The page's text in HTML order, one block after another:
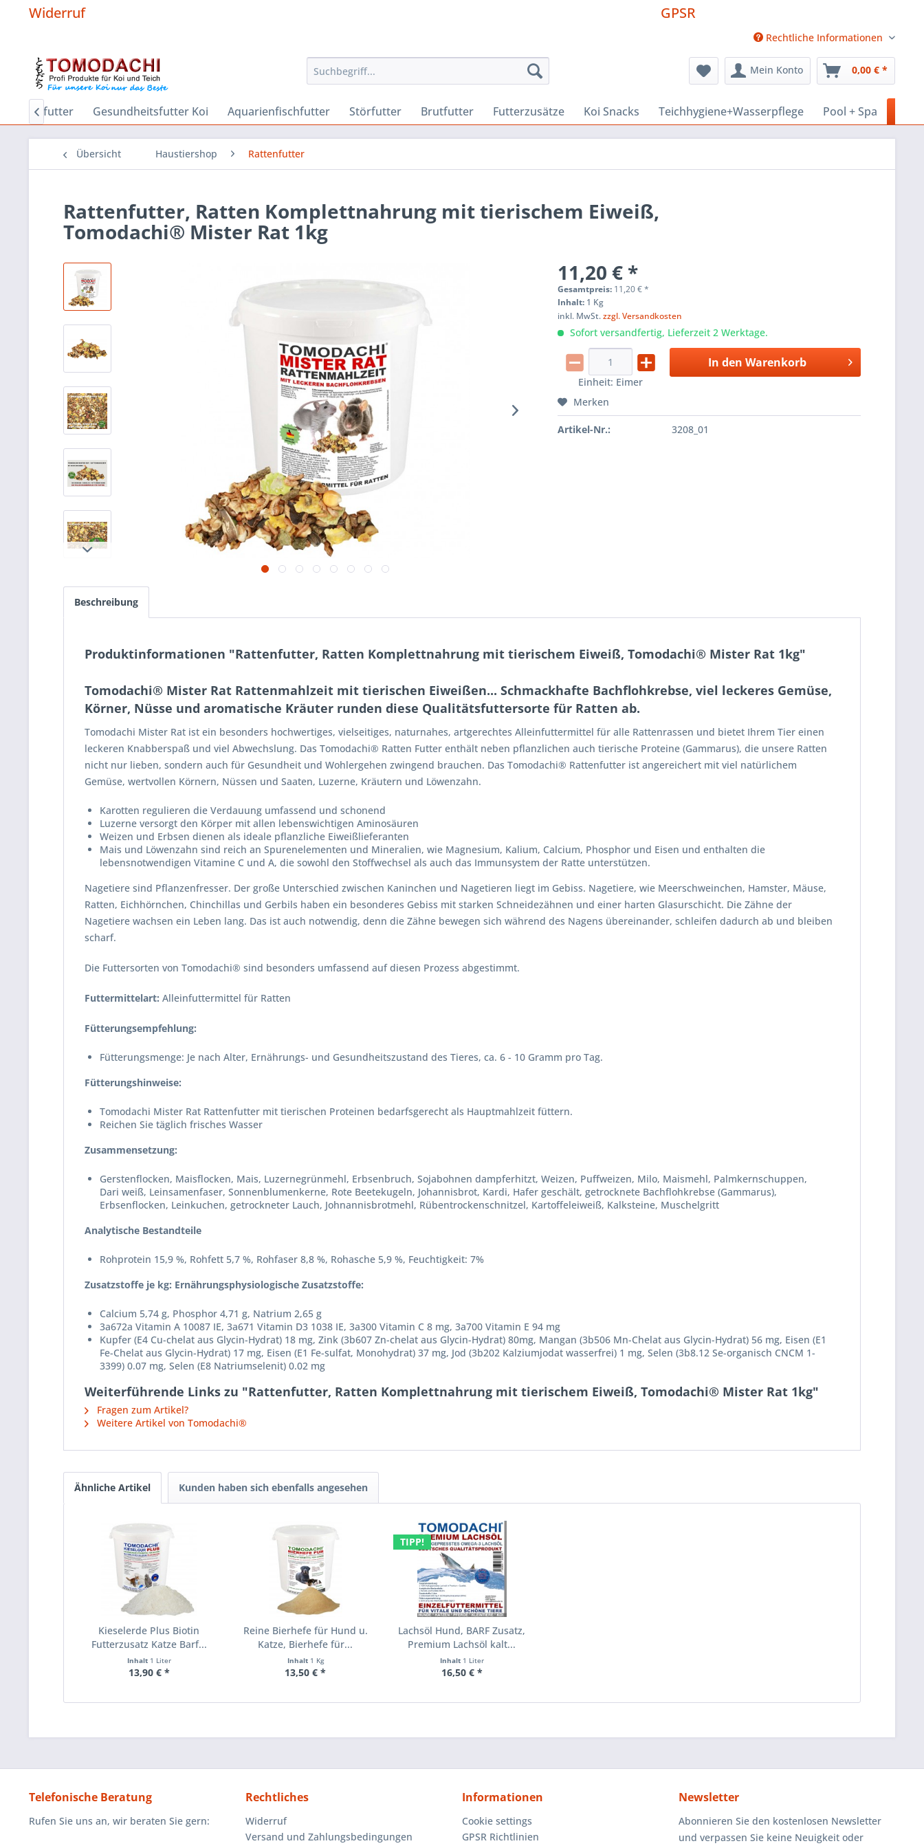
Widerruf GPSR
Rechtliche Informationen
Mein Konto 0,00 € *
Sinkfutter Gesundheitsfutter Koi Aquarienfischfutter Störfutter Brutfutter Futterzusätze Koi Snacks Teichhygiene+Wasserpflege Pool + Spa

Übersicht Haustiershop Rattenfutter
Rattenfutter, Ratten Komplettnahrung mit tierischem Eiweiß,
Tomodachi® Mister Rat 1kg
11,20 € *
Gesamtpreis: 11,20€*
Inhalt: 1 Kg
inkl. MwSt.zzgl. Versandkosten
Sofort versandfertig, Lieferzeit 2 Werktage.
Einheit: Eimer
In den Warenkorb
Merken
Artikel-Nr.: 3208_01
Beschreibung
Produktinformationen "Rattenfutter, Ratten Komplettnahrung mit tierischem Eiweiß, Tomodachi® Mister Rat 1kg"
Tomodachi® Mister Rat Rattenmahlzeit mit tierischen Eiweißen... Schmackhafte Bachflohkrebse, viel leckeres Gemüse,
Körner, Nüsse und aromatische Kräuter runden diese Qualitätsfuttersorte für Ratten ab.
Tomodachi Mister Rat ist ein besonders hochwertiges, vielseitiges, naturnahes, artgerechtes Alleinfuttermittel für alle Rattenrassen und bietet Ihrem Tier einen
leckeren Knabberspaß und viel Abwechslung. Das Tomodachi® Ratten Futter enthält neben pflanzlichen auch tierische Proteine (Gammarus), die unsere Ratten
nicht nur lieben, sondern auch für Gesundheit und Wohlergehen zwingend brauchen. Das Tomodachi® Rattenfutter ist angereichert mit viel natürlichem
Gemüse, wertvollen Körnern, Nüssen und Saaten, Luzerne, Kräutern und Löwenzahn.
Karotten regulieren die Verdauung umfassend und schonend
Luzerne versorgt den Körper mit allen lebenswichtigen Aminosäuren
Weizen und Erbsen dienen als ideale pflanzliche Eiweißlieferanten
Mais und Löwenzahn sind reich an Spurenelementen und Mineralien, wie Magnesium, Kalium, Calcium, Phosphor und Eisen und enthalten die
lebensnotwendigen Vitamine C und A, die sowohl den Stoffwechsel als auch das Immunsystem der Ratte unterstützen.
Nagetiere sind Pflanzenfresser. Der große Unterschied zwischen Kaninchen und Nagetieren liegt im Gebiss. Nagetiere, wie Meerschweinchen, Hamster, Mäuse,
Ratten, Eichhörnchen, Chinchillas und Gerbils haben ein besonderes Gebiss mit starken Schneidezähnen und einer harten Glasurschicht. Die Zähne der
Nagetiere wachsen ein Leben lang. Das ist auch notwendig, denn die Zähne bewegen sich während des Nagens übereinander, schleifen dadurch ab und bleiben
scharf.
Die Futtersorten von Tomodachi® sind besonders umfassend auf diesen Prozess abgestimmt.
Futtermittelart: Alleinfuttermittel für Ratten
Fütterungsempfehlung:
Fütterungsmenge: Je nach Alter, Ernährungs- und Gesundheitszustand des Tieres, ca. 6 - 10 Gramm pro Tag.
Fütterungshinweise:
Tomodachi Mister Rat Rattenfutter mit tierischen Proteinen bedarfsgerecht als Hauptmahlzeit füttern.
Reichen Sie täglich frisches Wasser
Zusammensetzung:
Gerstenflocken, Maisflocken, Mais, Luzernegrünmehl, Erbsenbruch, Sojabohnen dampferhitzt, Weizen, Puffweizen, Milo, Maismehl, Palmkernschuppen,
Dari weiß, Leinsamenfaser, Sonnenblumenkerne, Rote Beetekugeln, Johannisbrot, Kardi, Hafer geschält, getrocknete Bachflohkrebse (Gammarus),
Erbsenflocken, Leinkuchen, getrockneter Lauch, Johnannisbrotmehl, Rübentrockenschnitzel, Kartoffeleiweiß, Kalksteine, Muschelgritt
Analytische Bestandteile
Rohprotein 15,9 %, Rohfett 5,7 %, Rohfaser 8,8 %, Rohasche 5,9 %, Feuchtigkeit: 7%
Zusatzstoffe je kg: Ernährungsphysiologische Zusatzstoffe:
Calcium 5,74 g, Phosphor 4,71 g, Natrium 2,65 g
3a672a Vitamin A 10087 IE, 3a671 Vitamin D3 1038 IE, 3a300 Vitamin C 8 mg, 3a700 Vitamin E 94 mg
Kupfer (E4 Cu-chelat aus Glycin-Hydrat) 18 mg, Zink (3b607 Zn-chelat aus Glycin-Hydrat) 80mg, Mangan (3b506 Mn-Chelat aus Glycin-Hydrat) 56 mg, Eisen (E1
Fe-Chelat aus Glycin-Hydrat) 17 mg, Eisen (E1 Fe-sulfat, Monohydrat) 37 mg, Jod (3b202 Kalziumjodat wasserfrei) 1 mg, Selen (3b8.12 Se-organisch CNCM 1-
3399) 0.07 mg, Selen (E8 Natriumselenit) 0.02 mg
Weiterführende Links zu "Rattenfutter, Ratten Komplettnahrung mit tierischem Eiweiß, Tomodachi® Mister Rat 1kg"
Fragen zum Artikel?
Weitere Artikel von Tomodachi®
Ähnliche Artikel Kunden haben sich ebenfalls angesehen
Kieselerde Plus Biotin
Futterzusatz Katze Barf...
Inhalt 1 Liter
13,90 € *
Reine Bierhefe für Hund u.
Katze, Bierhefe für...
Inhalt 1 Kg
13,50 € *
TIPP!
Lachsöl Hund, BARF Zusatz,
Premium Lachsöl kalt...
Inhalt 1 Liter
16,50 € *
Telefonische Beratung
Rufen Sie uns an, wir beraten Sie gern:
Rechtliches
Widerruf
Versand und Zahlungsbedingungen
Informationen
Cookie settings
GPSR Richtlinien
Newsletter
Abonnieren Sie den kostenlosen Newsletter
und verpassen Sie keine Neuigkeit oder